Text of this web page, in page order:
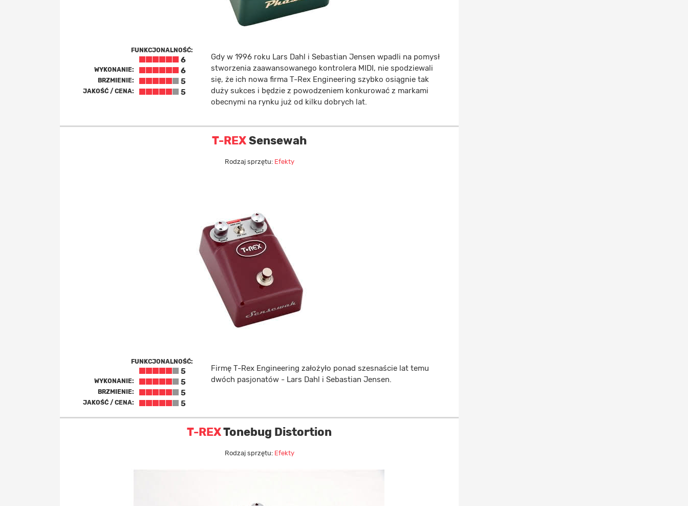
FUNKCJONALNOŚĆ:
6
WYKONANIE: 6
BRZMIENIE: 5
JAKOŚĆ / CENA: 5
Gdy w 1996 roku Lars Dahl i Sebastian Jensen wpadli na pomysł
stworzenia zaawansowanego kontrolera MIDI, nie spodziewali
się, że ich nowa firma T-Rex Engineering szybko osiągnie tak
duży sukces i będzie z powodzeniem konkurować z markami
obecnymi na rynku już od kilku dobrych lat.
T-REXSensewah
Rodzaj sprzętu: Efekty
FUNKCJONALNOŚĆ:
5
WYKONANIE: 5
BRZMIENIE: 5
JAKOŚĆ / CENA: 5
Firmę T-Rex Engineering założyło ponad szesnaście lat temu
dwóch pasjonatów - Lars Dahl i Sebastian Jensen.
T-REXTonebug Distortion
Rodzaj sprzętu: Efekty